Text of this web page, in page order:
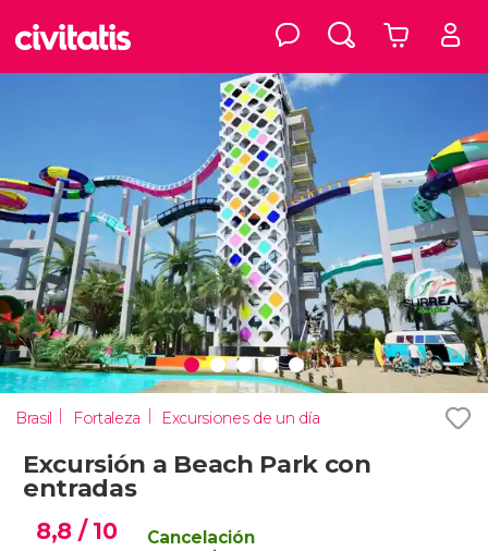
Brasil Fortaleza Excursiones de un día
Excursión a Beach Park con
entradas
8,8 / 10
Cancelación